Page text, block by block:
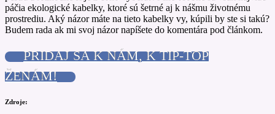
páčia ekologické kabelky, ktoré sú šetrné aj k nášmu životnému
prostrediu. Aký názor máte na tieto kabelky vy, kúpili by ste si takú?
Budem rada ak mi svoj názor napíšete do komentára pod článkom.
PRIDAJ SA K NÁM, K TIP-TOP
ŽENÁM!
Zdroje: